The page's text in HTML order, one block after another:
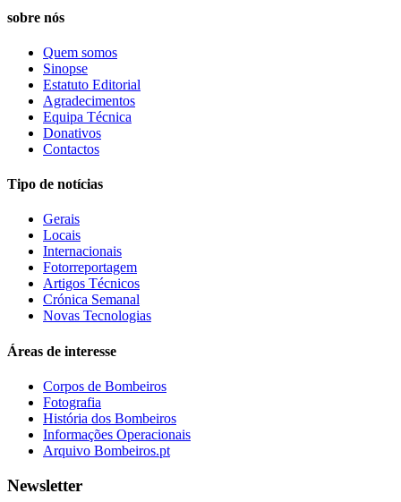
sobre nós
Quem somos
Sinopse
Estatuto Editorial
Agradecimentos
Equipa Técnica
Donativos
Contactos
Tipo de notícias
Gerais
Locais
Internacionais
Fotorreportagem
Artigos Técnicos
Crónica Semanal
Novas Tecnologias
Áreas de interesse
Corpos de Bombeiros
Fotografia
História dos Bombeiros
Informações Operacionais
Arquivo Bombeiros.pt
Newsletter